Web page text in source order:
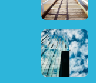
OFERTY
/ Darmowa
/ E-commerce